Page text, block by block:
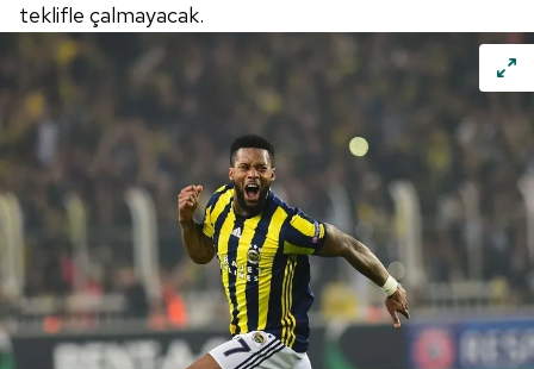
sınırlı olarak açık rızanız dahilinde kullanılacaktır.
Çerezlere ilişkin tercihlerinizi aşağıda yer alan panel
vasıtasıyla belirleyebilirsiniz. Çerezlere ilişkin detaylı bilgi
için Ayarlar butonuna tıklayabilir,
Çerez Bilgilendirme
ziyaret edebilirsiniz.
6698 sayılı Kişisel Verilerin Korunması Kanunu uyarınca
hazırlanmış Aydınlatma Metnimizi okumak ve sitemizde
ilgili mevzuata uygun olarak kullanılan çerezlerle ilgili bilgi
almak için lütfen
tıklayınız.
teklifle çalmayacak.